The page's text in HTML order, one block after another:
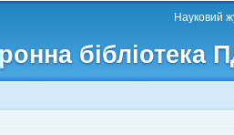
бібліотека
Науковий